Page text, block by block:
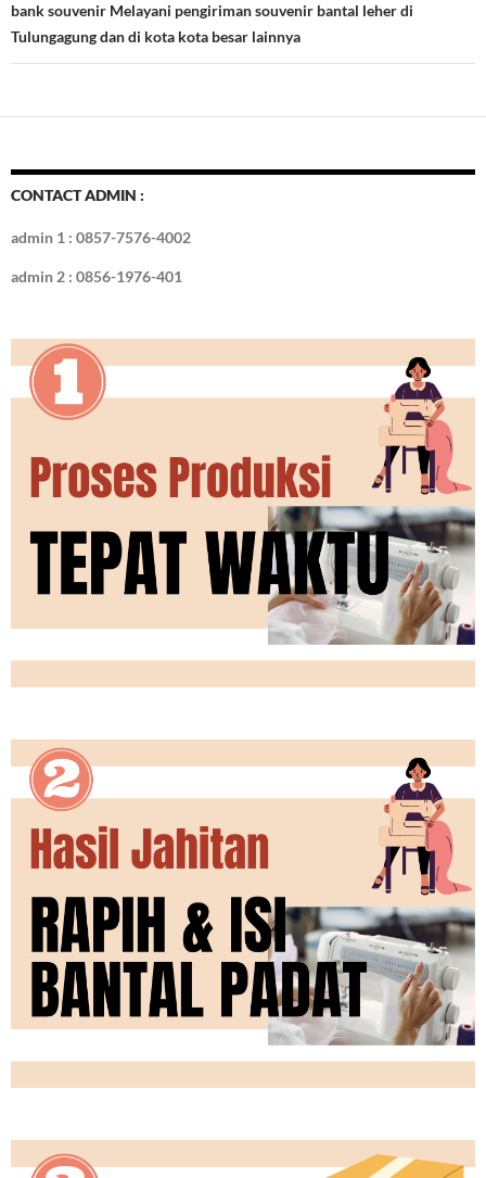
bank souvenir Melayani pengiriman souvenir bantal leher di
Tulungagung dan di kota kota besar lainnya
CONTACT ADMIN :
admin 1 : 0857-7576-4002
admin 2 : 0856-1976-401